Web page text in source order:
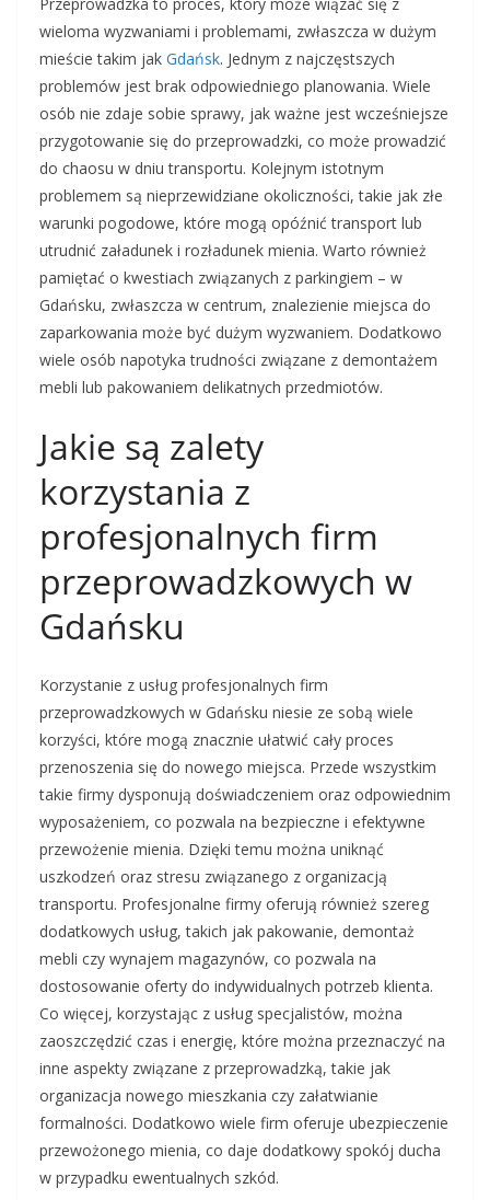
wieloma wyzwaniami i problemami, zwłaszcza w dużym
mieście takim jak Gdańsk. Jednym z najczęstszych
problemów jest brak odpowiedniego planowania. Wiele
osób nie zdaje sobie sprawy, jak ważne jest wcześniejsze
przygotowanie się do przeprowadzki, co może prowadzić
do chaosu w dniu transportu. Kolejnym istotnym
problemem są nieprzewidziane okoliczności, takie jak złe
warunki pogodowe, które mogą opóźnić transport lub
utrudnić załadunek i rozładunek mienia. Warto również
pamiętać o kwestiach związanych z parkingiem – w
Gdańsku, zwłaszcza w centrum, znalezienie miejsca do
zaparkowania może być dużym wyzwaniem. Dodatkowo
wiele osób napotyka trudności związane z demontażem
mebli lub pakowaniem delikatnych przedmiotów.
Jakie są zalety
korzystania z
profesjonalnych firm
przeprowadzkowych w
Gdańsku
Korzystanie z usług profesjonalnych firm
przeprowadzkowych w Gdańsku niesie ze sobą wiele
korzyści, które mogą znacznie ułatwić cały proces
przenoszenia się do nowego miejsca. Przede wszystkim
takie firmy dysponują doświadczeniem oraz odpowiednim
wyposażeniem, co pozwala na bezpieczne i efektywne
przewożenie mienia. Dzięki temu można uniknąć
uszkodzeń oraz stresu związanego z organizacją
transportu. Profesjonalne firmy oferują również szereg
dodatkowych usług, takich jak pakowanie, demontaż
mebli czy wynajem magazynów, co pozwala na
dostosowanie oferty do indywidualnych potrzeb klienta.
Co więcej, korzystając z usług specjalistów, można
zaoszczędzić czas i energię, które można przeznaczyć na
inne aspekty związane z przeprowadzką, takie jak
organizacja nowego mieszkania czy załatwianie
formalności. Dodatkowo wiele firm oferuje ubezpieczenie
przewożonego mienia, co daje dodatkowy spokój ducha
w przypadku ewentualnych szkód.